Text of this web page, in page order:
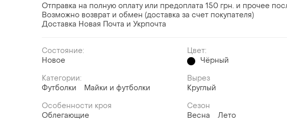
Отправка на полную оплату или предоплата 150 грн. и прочее
Возможно возврат и обмен (доставка за счет покупателя)
Доставка Новая Почта и Укрпочта
Состояние:
Новое
Цвет:
Чёрный
Категории:
Футболки
Майки и футболки
Вырез
Круглый
Особенности кроя
Облегающие
Сезон
Весна
Лето